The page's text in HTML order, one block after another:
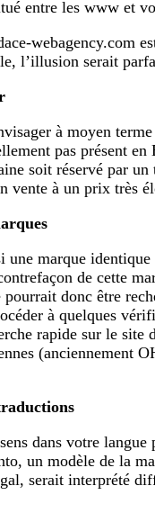
entre les www et
webagency.com
l’illusion serait
à moyen
pas présent
soit réservé par
vente à un prix très
une marque
de cette
donc être
à quelques
rapide sur le
(anciennement
dans votre
un modèle de la
serait interprété